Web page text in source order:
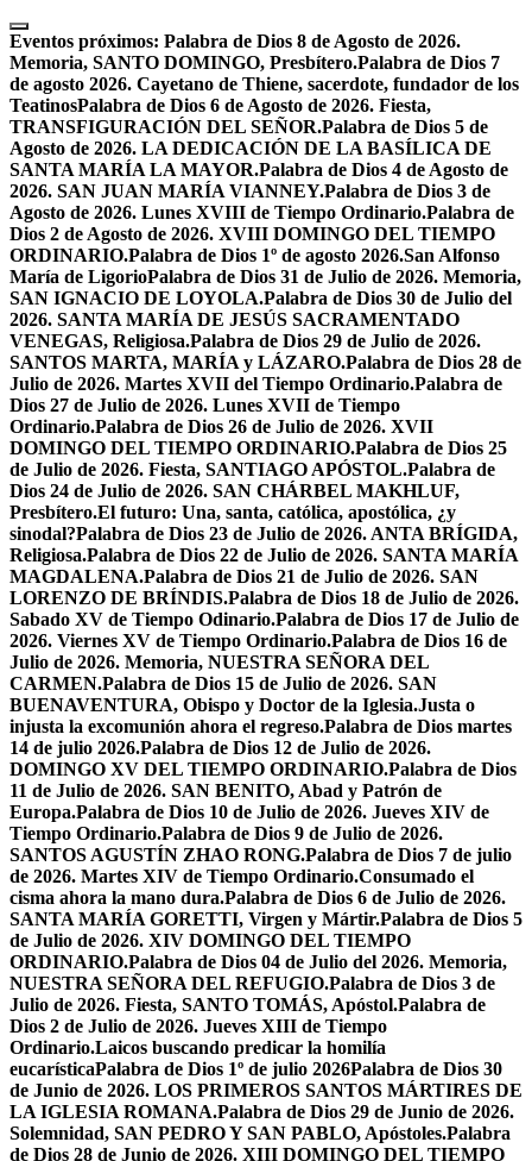
Skip
to
content
Eventos próximos: Palabra de Dios 8 de Agosto de 2026.
Memoria, SANTO DOMINGO, Presbítero.Palabra de Dios 7
de agosto 2026. Cayetano de Thiene, sacerdote, fundador de los
TeatinosPalabra de Dios 6 de Agosto de 2026. Fiesta,
TRANSFIGURACIÓN DEL SEÑOR.Palabra de Dios 5 de
Agosto de 2026. LA DEDICACIÓN DE LA BASÍLICA DE
SANTA MARÍA LA MAYOR.Palabra de Dios 4 de Agosto de
2026. SAN JUAN MARÍA VIANNEY.Palabra de Dios 3 de
Agosto de 2026. Lunes XVIII de Tiempo Ordinario.Palabra de
Dios 2 de Agosto de 2026. XVIII DOMINGO DEL TIEMPO
ORDINARIO.Palabra de Dios 1º de agosto 2026.San Alfonso
María de LigorioPalabra de Dios 31 de Julio de 2026. Memoria,
SAN IGNACIO DE LOYOLA.Palabra de Dios 30 de Julio del
2026. SANTA MARÍA DE JESÚS SACRAMENTADO
VENEGAS, Religiosa.Palabra de Dios 29 de Julio de 2026.
SANTOS MARTA, MARÍA y LÁZARO.Palabra de Dios 28 de
Julio de 2026. Martes XVII del Tiempo Ordinario.Palabra de
Dios 27 de Julio de 2026. Lunes XVII de Tiempo
Ordinario.Palabra de Dios 26 de Julio de 2026. XVII
DOMINGO DEL TIEMPO ORDINARIO.Palabra de Dios 25
de Julio de 2026. Fiesta, SANTIAGO APÓSTOL.Palabra de
Dios 24 de Julio de 2026. SAN CHÁRBEL MAKHLUF,
Presbítero.El futuro: Una, santa, católica, apostólica, ¿y
sinodal?Palabra de Dios 23 de Julio de 2026. ANTA BRÍGIDA,
Religiosa.Palabra de Dios 22 de Julio de 2026. SANTA MARÍA
MAGDALENA.Palabra de Dios 21 de Julio de 2026. SAN
LORENZO DE BRÍNDIS.Palabra de Dios 18 de Julio de 2026.
Sabado XV de Tiempo Odinario.Palabra de Dios 17 de Julio de
2026. Viernes XV de Tiempo Ordinario.Palabra de Dios 16 de
Julio de 2026. Memoria, NUESTRA SEÑORA DEL
CARMEN.Palabra de Dios 15 de Julio de 2026. SAN
BUENAVENTURA, Obispo y Doctor de la Iglesia.Justa o
injusta la excomunión ahora el regreso.Palabra de Dios martes
14 de julio 2026.Palabra de Dios 12 de Julio de 2026.
DOMINGO XV DEL TIEMPO ORDINARIO.Palabra de Dios
11 de Julio de 2026. SAN BENITO, Abad y Patrón de
Europa.Palabra de Dios 10 de Julio de 2026. Jueves XIV de
Tiempo Ordinario.Palabra de Dios 9 de Julio de 2026.
SANTOS AGUSTÍN ZHAO RONG.Palabra de Dios 7 de julio
de 2026. Martes XIV de Tiempo Ordinario.Consumado el
cisma ahora la mano dura.Palabra de Dios 6 de Julio de 2026.
SANTA MARÍA GORETTI, Virgen y Mártir.Palabra de Dios 5
de Julio de 2026. XIV DOMINGO DEL TIEMPO
ORDINARIO.Palabra de Dios 04 de Julio del 2026. Memoria,
NUESTRA SEÑORA DEL REFUGIO.Palabra de Dios 3 de
Julio de 2026. Fiesta, SANTO TOMÁS, Apóstol.Palabra de
Dios 2 de Julio de 2026. Jueves XIII de Tiempo
Ordinario.Laicos buscando predicar la homilía
eucarísticaPalabra de Dios 1º de julio 2026Palabra de Dios 30
de Junio de 2026. LOS PRIMEROS SANTOS MÁRTIRES DE
LA IGLESIA ROMANA.Palabra de Dios 29 de Junio de 2026.
Solemnidad, SAN PEDRO Y SAN PABLO, Apóstoles.Palabra
de Dios 28 de Junio de 2026. XIII DOMINGO DEL TIEMPO